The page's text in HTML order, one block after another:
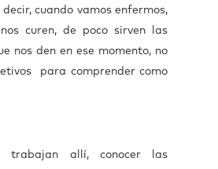
decir, cuando vamos enfermos,
curen, de poco sirven las
nos den en ese momento, no
para comprender como
trabajan allí, conocer las